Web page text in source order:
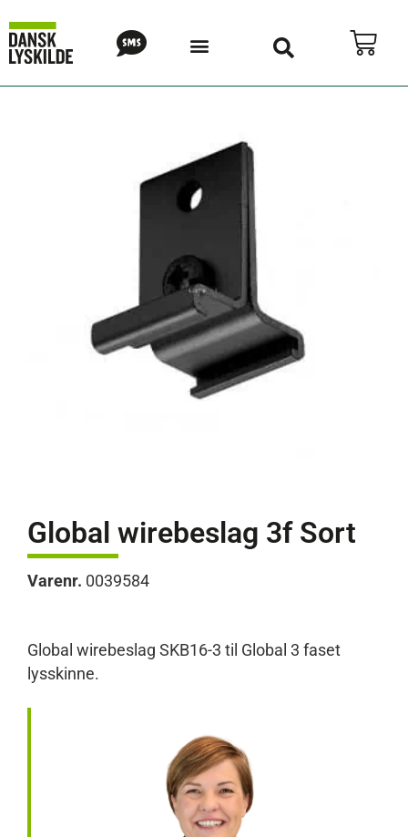
Global wirebeslag 3f Sort
Varenr. 0039584
Global wirebeslag SKB16-3 til Global 3 faset
lysskinne.